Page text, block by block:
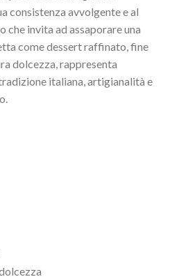
consistenza avvolgente e al
che invita ad assaporare una
come dessert raffinato, fine
dolcezza, rappresenta
italiana, artigianalità e